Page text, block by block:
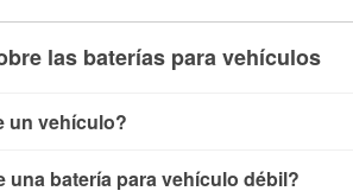
las baterías para vehículos
un vehículo?
una batería para vehículo débil?